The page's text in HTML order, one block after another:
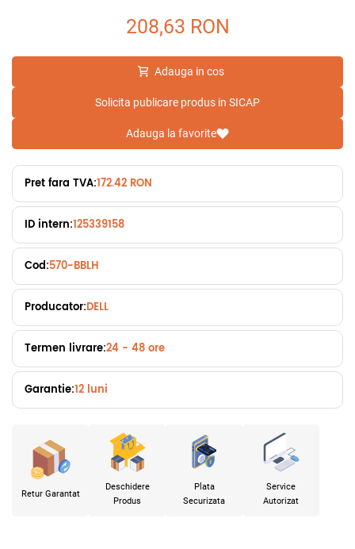
208,63 RON
Adauga in cos
Solicita publicare produs in SICAP
Adauga la favorite
Pret fara TVA:172.42 RON
ID intern:125339158
Cod:570-BBLH
Producator:DELL
Termen livrare:24 - 48 ore
Garantie:12 luni
Retur Garantat
Deschidere
Produs
Plata
Securizata
Service
Autorizat